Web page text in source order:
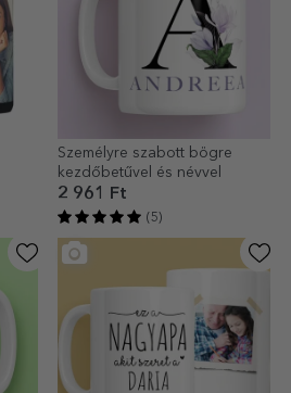
Személyre szabott bögre
kezdőbetűvel és névvel
2 961 Ft
(5)